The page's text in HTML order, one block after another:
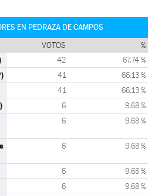
EN PEDRAZA DE CAMPOS
VOTOS %
42 67,74 %
41 66,13 %
41 66,13 %
6 9,68 %
6 9,68 %
6 9,68 %
6 9,68 %
6 9,68 %